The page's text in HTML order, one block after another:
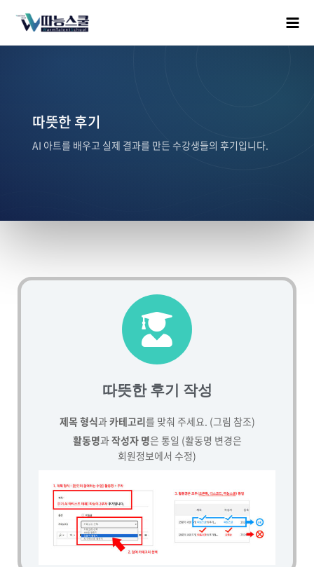
따뜻한 후기
AI 아트를 배우고 실제 결과를 만든 수강생들의 후기입니다.
따뜻한 후기 작성
제목 형식과카테고리를 맞춰 주세요. (그림 참조)
활동명과작성자 명은 통일 (활동명 변경은
회원정보에서 수정)